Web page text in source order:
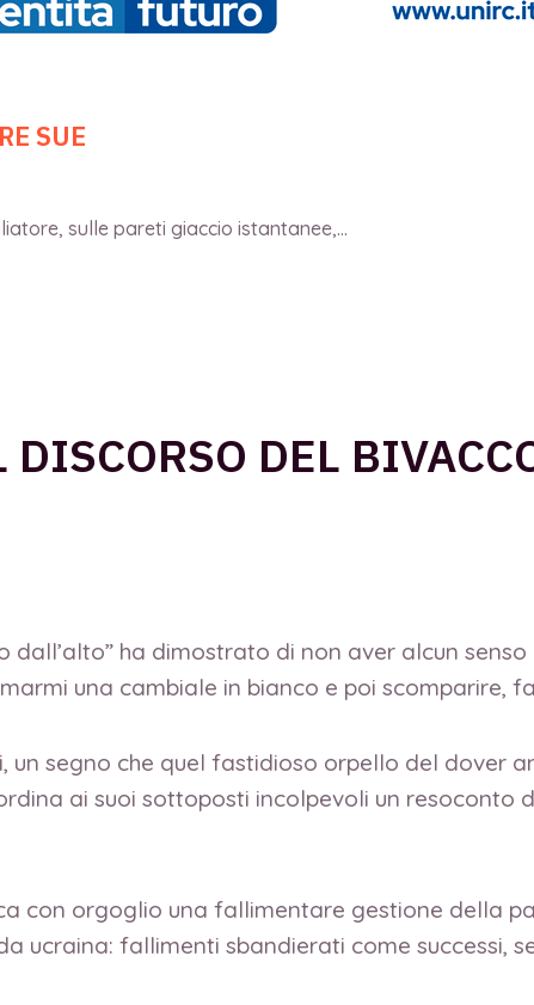
SUE
sulle pareti giaccio istantanee,...
DEL
dall’alto” ha dimostrato di non aver alcun
una cambiale in bianco e poi scomparire,
segno che quel fastidioso orpello del dover
ai suoi sottoposti incolpevoli un resoconto
con orgoglio una fallimentare gestione della
ucraina: fallimenti sbandierati come successi,